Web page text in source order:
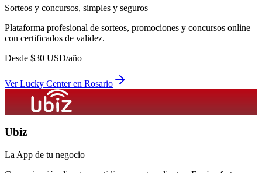
Sorteos y concursos, simples y seguros
Plataforma profesional de sorteos, promociones y concursos online
con certificados de validez.
Desde $30 USD/año
VerLucky Centeren Rosario
Ubiz
La App de tu negocio